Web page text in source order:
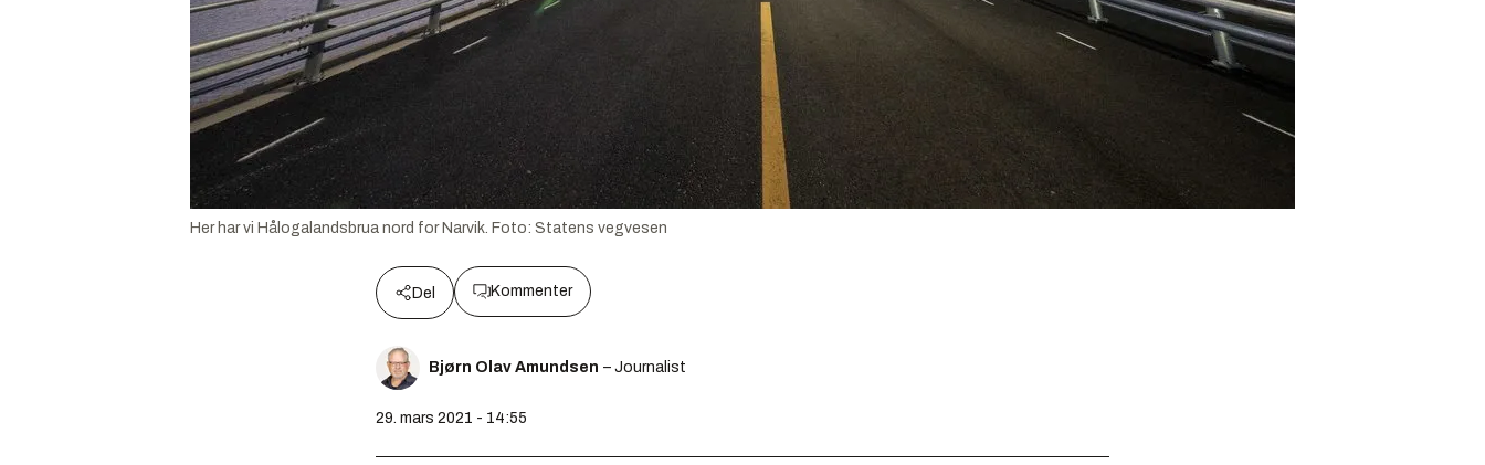
Her har vi Hålogalandsbrua nord for Narvik. Foto: Statens vegvesen
Del Kommenter
Bjørn Olav Amundsen – Journalist
29. mars 2021 - 14:55